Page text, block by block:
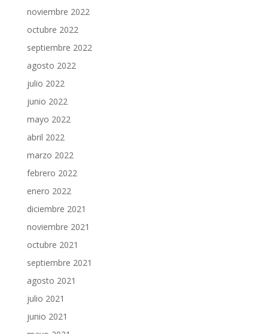
noviembre 2022
octubre 2022
septiembre 2022
agosto 2022
julio 2022
junio 2022
mayo 2022
abril 2022
marzo 2022
febrero 2022
enero 2022
diciembre 2021
noviembre 2021
octubre 2021
septiembre 2021
agosto 2021
julio 2021
junio 2021